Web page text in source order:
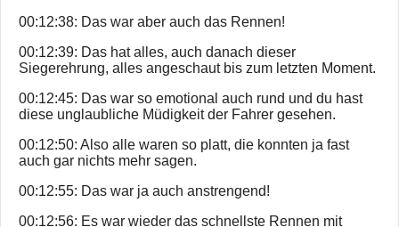
00:12:38: Das war aber auch das Rennen!
00:12:39: Das hat alles, auch danach dieser
Siegerehrung, alles angeschaut bis zum letzten Moment.
00:12:45: Das war so emotional auch rund und du hast
diese unglaubliche Müdigkeit der Fahrer gesehen.
00:12:50: Also alle waren so platt, die konnten ja fast
auch gar nichts mehr sagen.
00:12:55: Das war ja auch anstrengend!
00:12:56: Es war wieder das schnellste Rennen mit